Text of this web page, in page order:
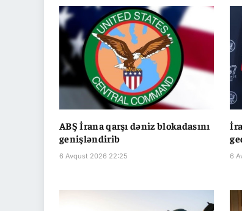
ABŞ İrana qarşı dəniz blokadasını
genişləndirib
6 Avqust 2026 22:25 6